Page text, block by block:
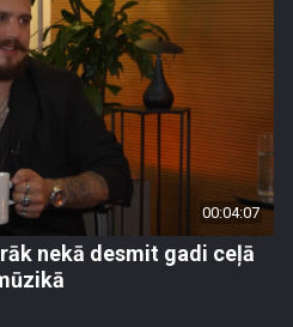
00:04:07
nekā desmit gadi ceļā